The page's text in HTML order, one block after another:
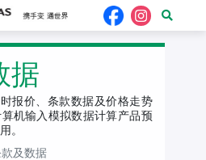
据
报价、条款数据及价格走势
机输入模拟数据计算产品预
。
及数据